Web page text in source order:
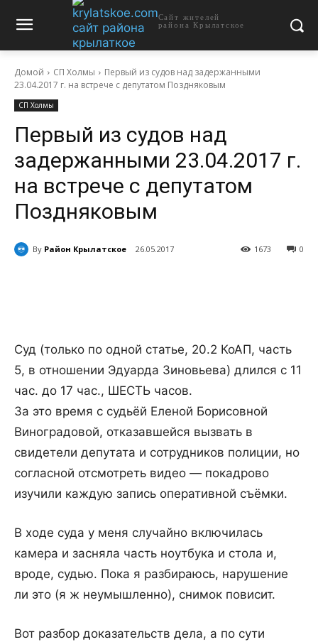
Сайт жителей
района Крылатское
Домой СП Холмы
Первый из судов над задержанными
23.04.2017 г. на встрече с депутатом Поздняковым
СП Холмы
Первый из судов над
задержанными 23.04.2017 г.
на встрече с депутатом
Поздняковым
By Район Крылатское 26.05.2017 0
1673
Суд (только по одной статье, 20.2 КоАП, часть
5, в отношении Эдуарда Зиновьева) длился с 11
час. до 17 час., ШЕСТЬ часов.
За это время с судьёй Еленой Борисовной
Виноградовой, отказавшейся вызвать в
свидетели депутата и сотрудников полиции, но
согласной отсмотреть видео — покадрово
изучили каждую запись оперативной съёмки.
В ходе суда у меня случайно включилась
камера и засняла часть ноутбука и стола и,
вроде, судью. Пока я разбираюсь, нарушение
ли это (я ж неумышленно), снимок повисит.
Вот разбор доказательств дела, а по сути